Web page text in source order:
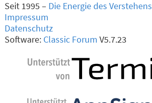
Seit 1995 – Die Energie des Verstehens
Impressum
Datenschutz
Software: Classic Forum V5.7.23